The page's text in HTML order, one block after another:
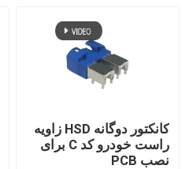
کانکتور دوگانه HSD زاویه
راست خودرو کد C برای
نصب PCB